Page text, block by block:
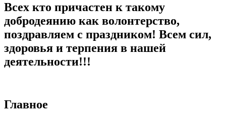
Всех кто причастен к такому
добродеянию как волонтерство,
поздравляем с праздником! Всем сил,
здоровья и терпения в нашей
деятельности!!!
Главное